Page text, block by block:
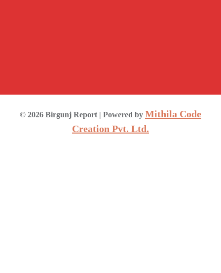
© 2026 Birgunj Report | Powered by Mithila Code
Creation Pvt. Ltd.